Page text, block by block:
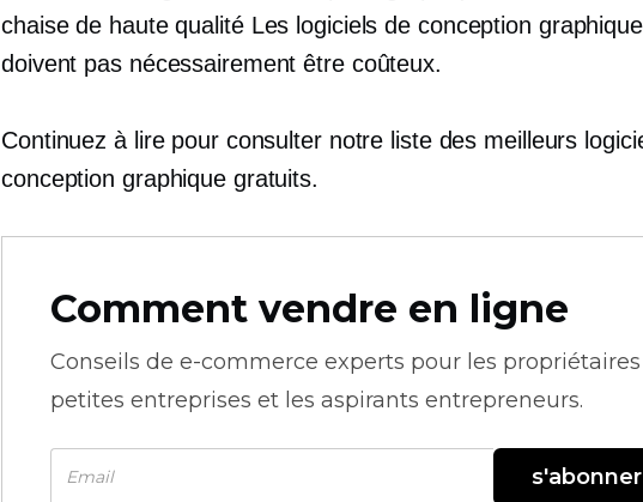
chaise de haute qualitéLes logiciels de conception
doivent pas nécessairement être coûteux.
Continuez à lire pour consulter notre liste des meilleurs
conception graphique gratuits.
Comment vendre en ligne
Conseils de e-commerce experts pour les
petites entreprises et les aspirants entrepreneurs.
s'abonner